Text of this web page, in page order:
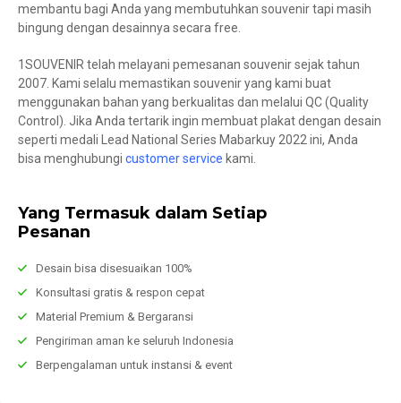
membantu bagi Anda yang membutuhkan souvenir tapi masih
bingung dengan desainnya secara free.
1SOUVENIR telah melayani pemesanan souvenir sejak tahun
2007. Kami selalu memastikan souvenir yang kami buat
menggunakan bahan yang berkualitas dan melalui QC (Quality
Control). Jika Anda tertarik ingin membuat plakat dengan desain
seperti medali Lead National Series Mabarkuy 2022 ini, Anda
bisa menghubungi customer service kami.
Yang Termasuk dalam Setiap
Pesanan
Desain bisa disesuaikan 100%
Konsultasi gratis & respon cepat
Material Premium & Bergaransi
Pengiriman aman ke seluruh Indonesia
Berpengalaman untuk instansi & event